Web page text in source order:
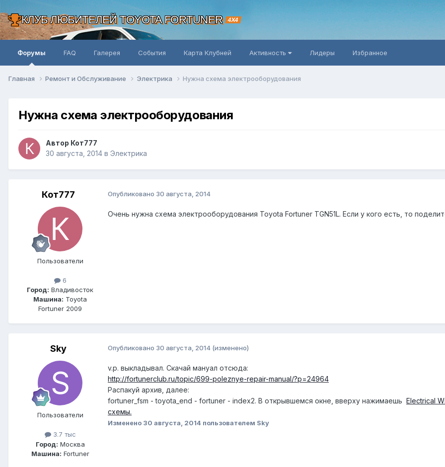
КЛУБ ЛЮБИТЕЛЕЙ TOYOTA FORTUNER 4X4
Форумы FAQ Галерея События Карта Клубней Активность Лидеры Избранное
Главная Ремонт и Обслуживание Электрика Нужна схема электрооборудования
Нужна схема электрооборудования
Автор Кот777
30 августа, 2014 в Электрика
Кот777
Пользователи
6
Город: Владивосток
Машина: Toyota
Fortuner 2009
Опубликовано 30 августа, 2014
Очень нужна схема электрооборудования Toyota Fortuner TGN51L. Если у кого есть, то
Sky
Пользователи
3.7 тыс
Город: Москва
Машина: Fortuner
Опубликовано 30 августа, 2014 (изменено)
v.p. выкладывал. Скачай мануал отсюда:
http://fortunerclub.ru/topic/699-poleznye-repair-manual/?p=24964
Распакуй архив, далее:
fortuner_fsm - toyota_end - fortuner - index2. В открывшемся окне, вверху нажимаешь Electrical
схемы.
Изменено 30 августа, 2014 пользователем Sky